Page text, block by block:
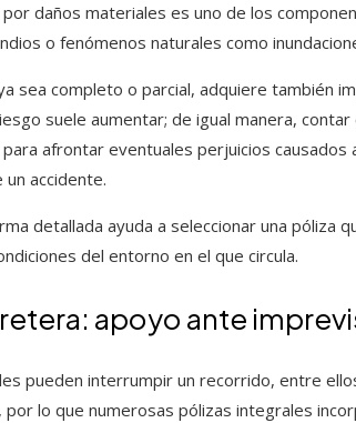
daños materiales es uno de los
o fenómenos naturales como
sea completo o parcial, adquiere también
suele aumentar; de igual manera, contar
afrontar eventuales perjuicios causados
un accidente.
detallada ayuda a seleccionar una póliza
del entorno en el que circula.
apoyo ante
pueden interrumpir un recorrido, entre
lo que numerosas pólizas integrales